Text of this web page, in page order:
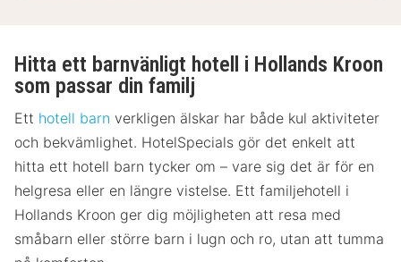
Hitta ett barnvänligt hotell i Hollands Kroon
som passar din familj
Ett hotell barn verkligen älskar har både kul aktiviteter
och bekvämlighet. HotelSpecials gör det enkelt att
hitta ett hotell barn tycker om – vare sig det är för en
helgresa eller en längre vistelse. Ett familjehotell i
Hollands Kroon ger dig möjligheten att resa med
småbarn eller större barn i lugn och ro, utan att tumma